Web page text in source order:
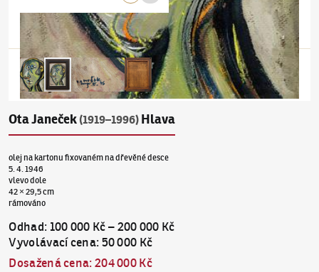
Ota Janeček (1919–1996) Hlava
olej na kartonu fixovaném na dřevěné desce
5. 4. 1946
vlevo dole
42 × 29,5 cm
rámováno
Odhad: 100 000 Kč–200 000 Kč
Vyvolávací cena:50 000 Kč
Dosažená cena:204 000 Kč